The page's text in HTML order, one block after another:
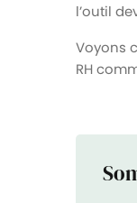
l’outil
Voyons
RH